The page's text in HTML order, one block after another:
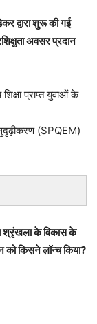
द्वारा शुरू की गई
अवसर प्रदान
प्राप्त युवाओं के
सुदृढ़ीकरण (SPQEM)
श्रृंखला के विकास के
को किसने लॉन्च किया?